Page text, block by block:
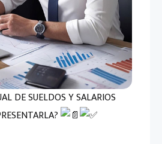
DE SUELDOS Y SALARIOS